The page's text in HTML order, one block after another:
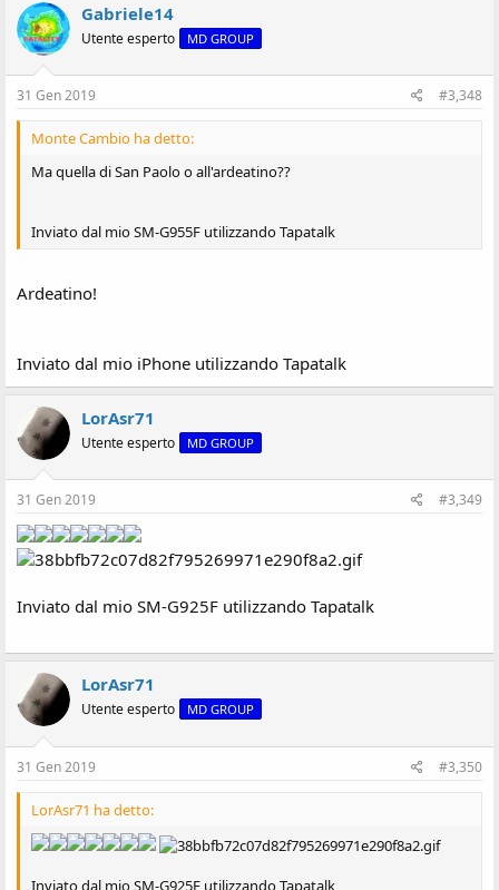
Gabriele14
Utente esperto MD GROUP
31 Gen 2019 #3,348
Monte Cambio ha detto:
Ma quella di San Paolo o all'ardeatino??
Inviato dal mio SM-G955F utilizzando Tapatalk
Ardeatino!
Inviato dal mio iPhone utilizzando Tapatalk
LorAsr71
Utente esperto MD GROUP
31 Gen 2019 #3,349
Inviato dal mio SM-G925F utilizzando Tapatalk
LorAsr71
Utente esperto MD GROUP
31 Gen 2019 #3,350
LorAsr71 ha detto:
Inviato dal mio SM-G925F utilizzando Tapatalk